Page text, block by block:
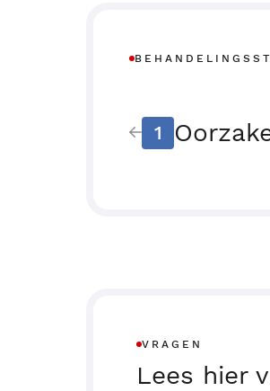
1
VRAGEN
Lees hier